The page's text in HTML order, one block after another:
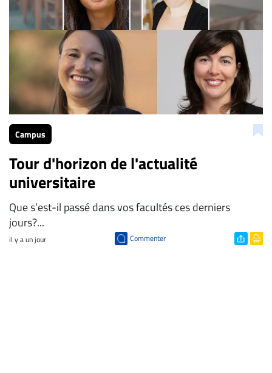
Campus
Tour d'horizon de l'actualité
universitaire
Que s’est-il passé dans vos facultés ces derniers
jours?...
il y a un jour Commenter